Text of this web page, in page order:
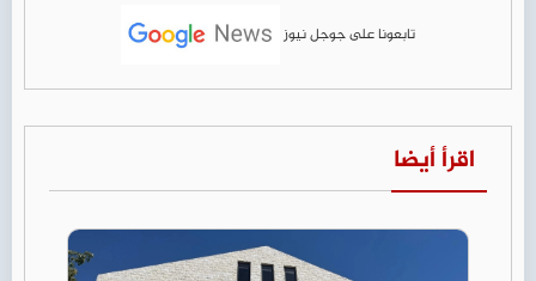
تابعونا على جوجل نيوز
اقرأ أيضا